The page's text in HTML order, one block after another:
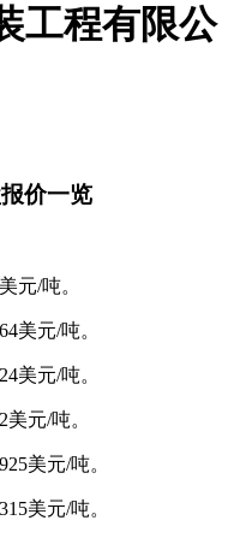
工程有限公
价一览
元/吨。
元/吨。
元/吨。
元/吨。
美元/吨。
美元/吨。